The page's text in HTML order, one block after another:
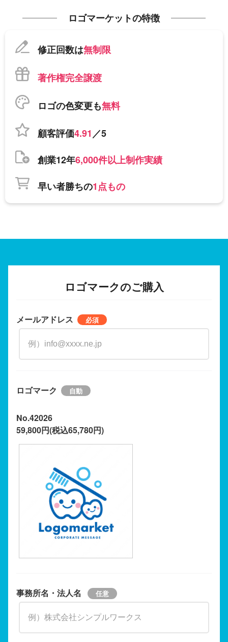
ロゴマーケットの特徴
修正回数は無制限
著作権完全譲渡
ロゴの色変更も無料
顧客評価4.91／5
創業12年6,000件以上制作実績
早い者勝ちの1点もの
ロゴマークのご購入
メールアドレス
ロゴマーク
No.42026
59,800円(税込65,780円)
事務所名・法人名